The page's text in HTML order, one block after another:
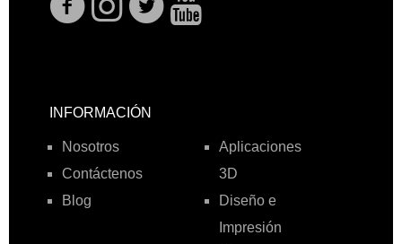
INFORMACIÓN
Nosotros
Contáctenos
Blog
Aplicaciones
3D
Diseño e
Impresión